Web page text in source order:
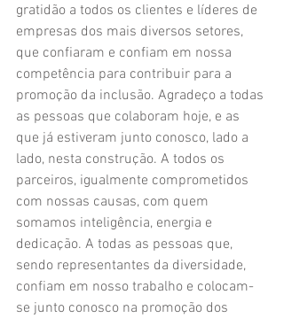
gratidão a todos os clientes e líderes de
empresas dos mais diversos setores,
que confiaram e confiam em nossa
competência para contribuir para a
promoção da inclusão. Agradeço a todas
as pessoas que colaboram hoje, e as
que já estiveram junto conosco, lado a
lado, nesta construção. A todos os
parceiros, igualmente comprometidos
com nossas causas, com quem
somamos inteligência, energia e
dedicação. A todas as pessoas que,
sendo representantes da diversidade,
confiam em nosso trabalho e colocam-
se junto conosco na promoção dos